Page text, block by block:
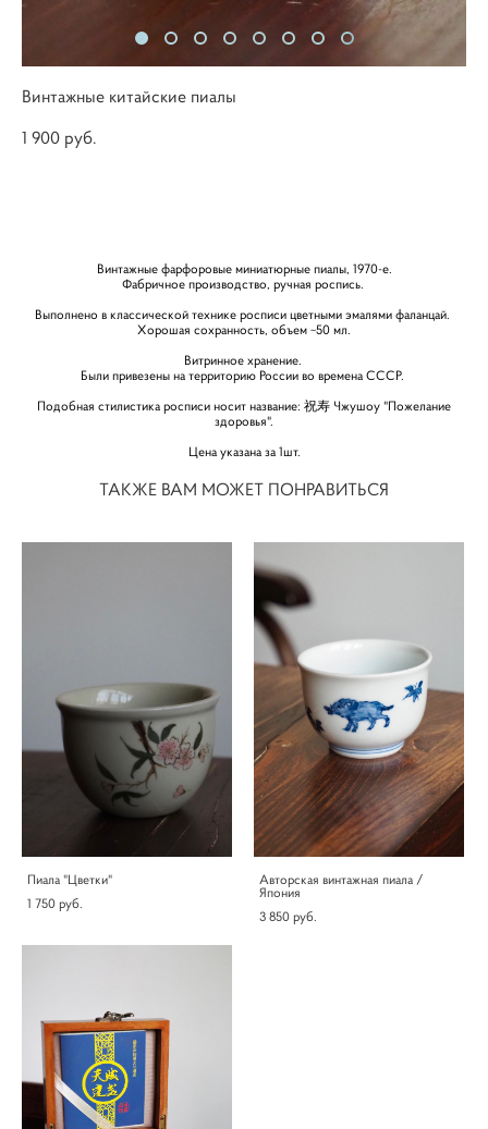
Винтажные китайские пиалы
1 900 pуб.
Винтажные фарфоровые миниатюрные пиалы, 1970-е.
Фабричное производство, ручная роспись.
Выполнено в классической технике росписи цветными эмалями фаланцай.
Хорошая сохранность, объем ~50 мл.
Витринное хранение.
Были привезены на территорию России во времена СССР.
Подобная стилистика росписи носит название: 祝寿 Чжушоу "Пожелание
здоровья".
Цена указана за 1шт.
ТАКЖЕ ВАМ МОЖЕТ ПОНРАВИТЬСЯ
Пиала "Цветки"
1 750 pуб.
Авторская винтажная пиала /
Япония
3 850 pуб.